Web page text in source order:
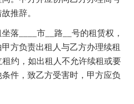
推辞。
坐落____市__路__号的租赁权，
方负责出租人与乙方办理续租
租约，如出租人不允许续租或要
件，致乙方受害时，甲方应负